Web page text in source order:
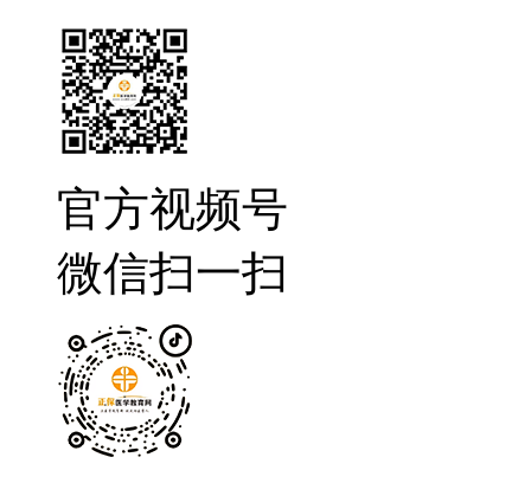
官方视频号
微信扫一扫